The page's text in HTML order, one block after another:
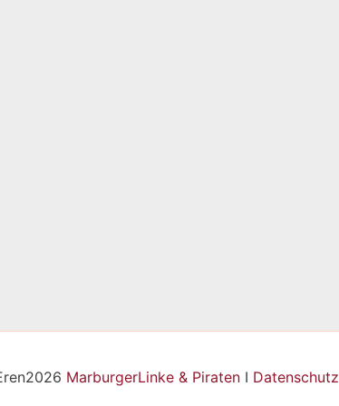
MarburgerLinke & PiratenI Datenschutz